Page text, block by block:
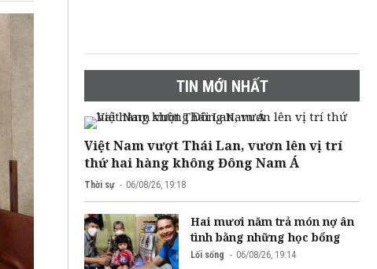
TIN MỚI NHẤT
Việt Nam vượt Thái Lan, vươn lên vị trí
thứ hai hàng không Đông Nam Á
Thời sự 06/08/26, 19:18
Hai mươi năm trả món nợ ân
tình bằng những học bổng
Lối sống 06/08/26, 19:14